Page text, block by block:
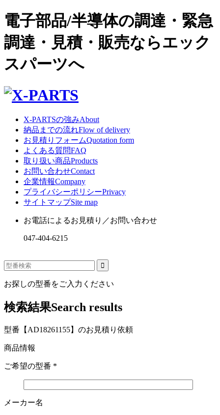
電子部品/半導体の調達・緊急
調達・見積・販売ならエック
スパーツへ
X-PARTSの強みAbout
納品までの流れFlow of delivery
お見積りフォームQuotation form
よくある質問FAQ
取り扱い商品Products
お問い合わせContact
企業情報Company
プライバシーポリシーPrivacy
サイトマップSite map
お電話によるお見積り／お問い合わせ
047-404-6215
お探しの型番をご入力ください
検索結果Search results
型番【AD18261155】のお見積り依頼
商品情報
ご希望の型番 *
メーカー名